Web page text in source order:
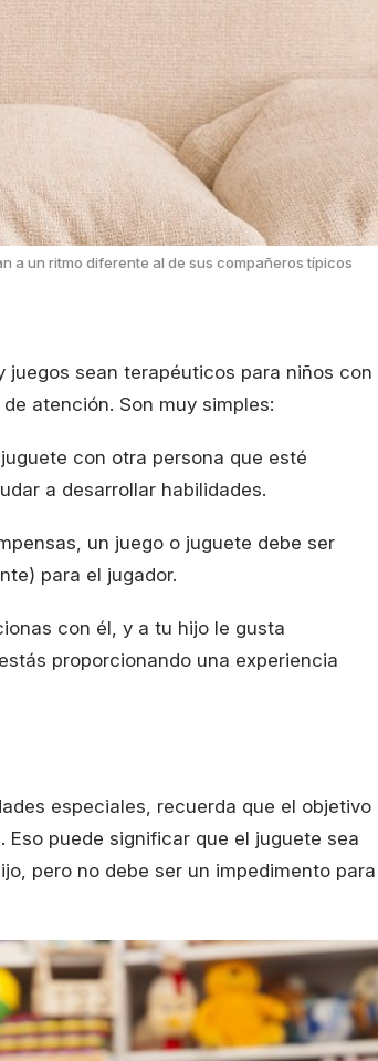
a un ritmo diferente al de sus compañeros típicos
juegos sean terapéuticos para niños con
atención. Son muy simples:
con otra persona que esté
a desarrollar habilidades.
un juego o juguete debe ser
para el jugador.
con él, y a tu hijo le gusta
proporcionando una experiencia
especiales, recuerda que el objetivo
puede significar que el juguete sea
pero no debe ser un impedimento para